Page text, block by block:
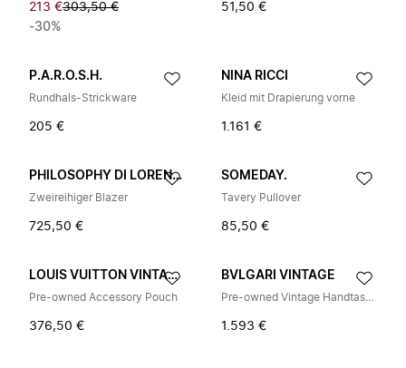
213 €303,50 €
-30%
51,50 €
P.A.R.O.S.H.
Rundhals-Strickware
205 €
NINA RICCI
Kleid mit Drapierung vorne
1.161 €
PHILOSOPHY DI LORENZO SERAFINI
Zweireihiger Blazer
725,50 €
SOMEDAY.
Tavery Pullover
85,50 €
LOUIS VUITTON VINTAGE
Pre-owned Accessory Pouch
376,50 €
BVLGARI VINTAGE
Pre-owned Vintage Handtasche
1.593 €